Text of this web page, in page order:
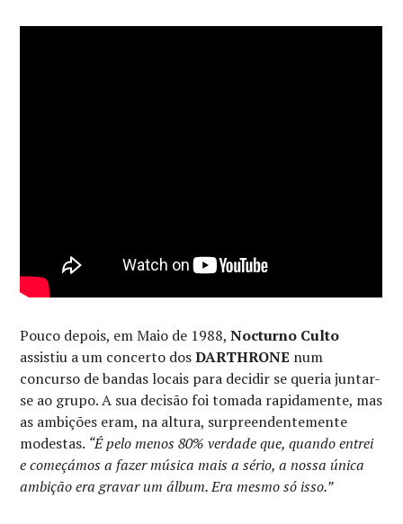
Pouco depois, em Maio de 1988,Nocturno Culto
assistiu a um concerto dosDARTHRONE num
concurso de bandas locais para decidir se queria juntar-
se ao grupo. A sua decisão foi tomada rapidamente, mas
as ambições eram, na altura, surpreendentemente
modestas. “É pelo menos 80% verdade que, quando entrei
e começámos a fazer música mais a sério, a nossa única
ambição era gravar um álbum. Era mesmo só isso.”